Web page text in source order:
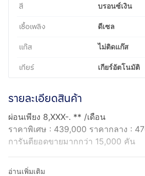
สี บรอนซ์เงิน
เชื้อเพลิง ดีเซล
แก๊ส ไม่ติดแก๊ส
เกียร์ เกียร์อัตโนมัติ
รายละเอียดสินค้า
ผ่อนเพียง 8,XXX-. ** /เดือน
ราคาพิเศษ : 439,000 ราคากลาง :
การันตียอดขายมากกว่า 15,000 คัน
NISSAN NP300 NAVARA 2.5
อ่านเพิ่มเติม